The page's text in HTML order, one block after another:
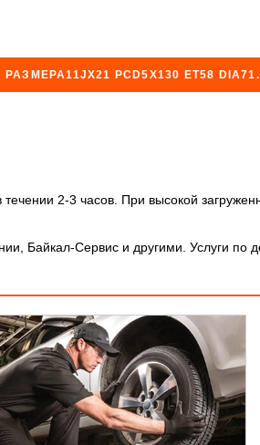
PCD5X130 ET58
2-3 часов. При высокой
Байкал-Сервис и другими. Услуги по